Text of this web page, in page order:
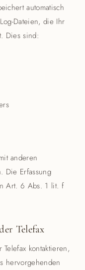
automatisch
Dateien, die Ihr
Dies sind:
anderen
Die Erfassung
Art. 6 Abs. 1 lit. f
Telefax
kontaktieren,
hervorgehenden